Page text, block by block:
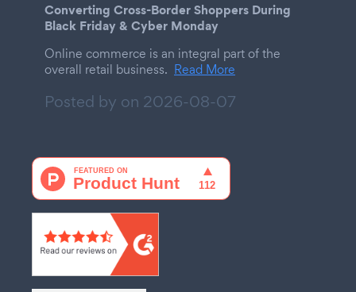
Converting Cross-Border Shoppers During
Black Friday & Cyber Monday
Online commerce is an integral part of the
overall retail business. Read More
Posted by on 2026-08-07